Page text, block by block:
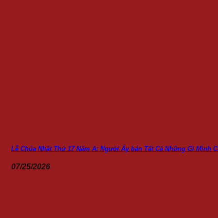
Lễ Chúa Nhật Thứ 17 Năm A: Người Ấy bán Tất Cả Những Gì Mình
07/25/2026